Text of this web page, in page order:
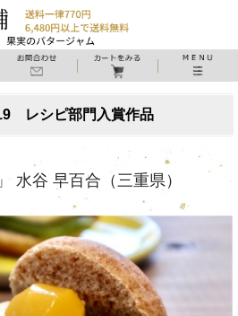
レシピ部門入賞作品
水谷 早百合（三重県）